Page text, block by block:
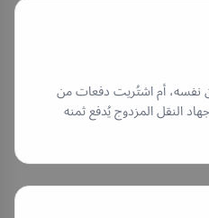
أم اشتُريت دفعات من
النقل المزدوج يُدفع ثمنه